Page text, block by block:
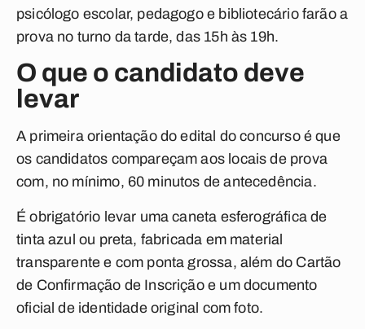
psicólogo escolar, pedagogo e bibliotecário farão a
prova no turno da tarde, das 15h às 19h.
O que o candidato deve
levar
A primeira orientação do edital do concurso é que
os candidatos compareçam aos locais de prova
com, no mínimo, 60 minutos de antecedência.
É obrigatório levar uma caneta esferográfica de
tinta azul ou preta, fabricada em material
transparente e com ponta grossa, além do Cartão
de Confirmação de Inscrição e um documento
oficial de identidade original com foto.